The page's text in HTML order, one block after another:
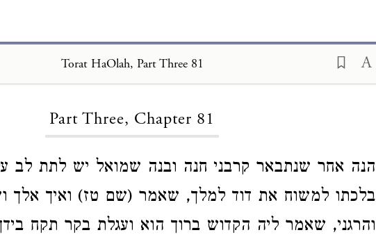
Torat HaOlah, Part Three 81
Part Three, Chapter 81
הנה אחר שנתבאר קרבני חנה ובנה שמואל יש לתת לב
בלכתו למשוח את דוד למלך, שאמר (שם טז) ואיך אלך
והרגני, שאמר ליה הקדוש ברוך הוא ועגלת בקר תקח